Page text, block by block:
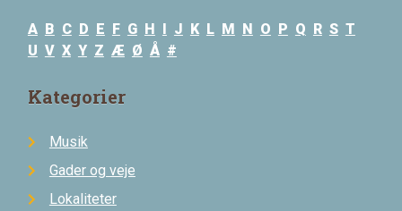
A B C D E F G H I J K L M N O P Q R S T
U V X Y Z Æ Ø Å #
Kategorier
Musik
Gader og veje
Lokaliteter